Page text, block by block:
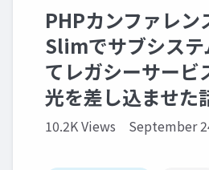
PHPカンファレ
Slimでサブシステ
てレガシーサービ
光を差し込ませた
10.2K Views September